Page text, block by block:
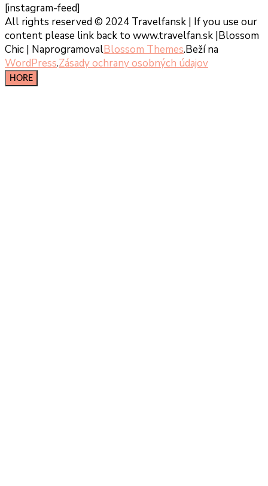
[instagram-feed]
All rights reserved © 2024 Travelfansk | If you use our
content please link back to www.travelfan.sk |Blossom
Chic | NaprogramovalBlossom Themes.Beží na
WordPress.Zásady ochrany osobných údajov
HORE